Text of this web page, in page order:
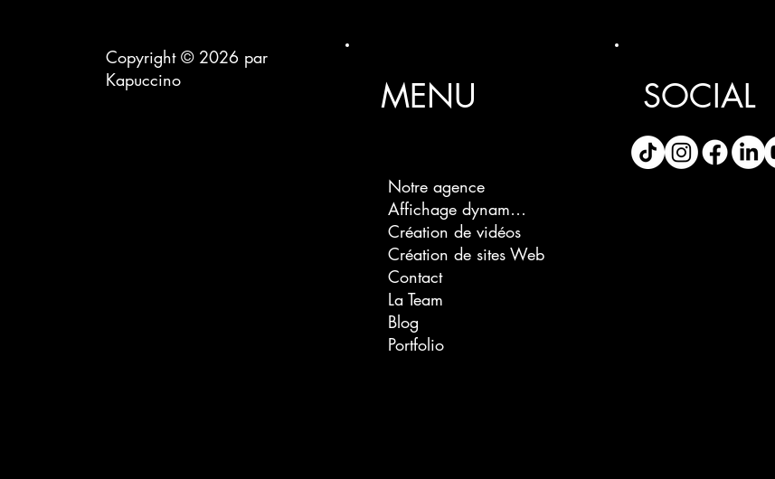
Copyright © 2026 par
Kapuccino
MENU
Notre agence
Affichage dynamique
Création de vidéos
Création de sites Web
Contact
La Team
Blog
Portfolio
SOCIAL